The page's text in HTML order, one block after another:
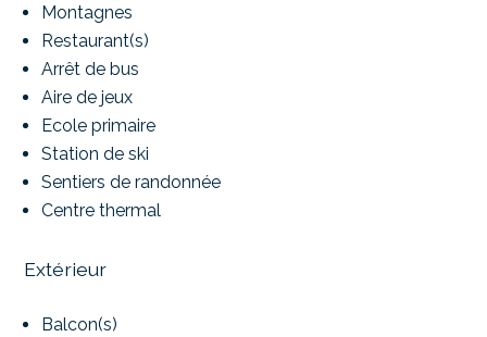
Montagnes
Restaurant(s)
Arrêt de bus
Aire de jeux
Ecole primaire
Station de ski
Sentiers de randonnée
Centre thermal
Extérieur
Balcon(s)